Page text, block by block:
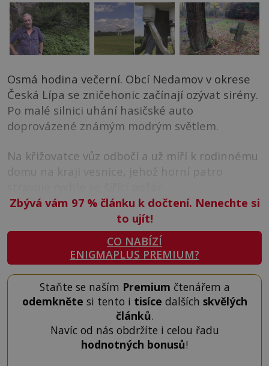
Osmá hodina večerní. Obcí Nedamov v okrese
Česká Lípa se zničehonic začínají ozývat sirény.
Po malé silnici uhání hasičské auto
doprovázené známým modrým světlem.
Na křižovatce vůz odbočí a už míří k rodinnému
domu na kraji vesnice, jehož horní patro
Zbývá vám 97 %článku k dočtení. Nenechte si
to ujít!
CO NABÍZÍ
ENIGMAPLUS PREMIUM?
Staňte se naším Premium čtenářem a
odemkněte si tento i tisíce dalších skvělých
článků.
Navíc od nás obdržíte i celou řadu
hodnotných bonusů!